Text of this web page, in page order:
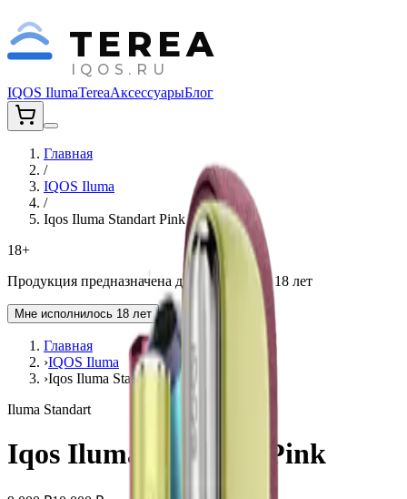
TEREA
IQOS.RU
IQOS IlumaTereaАксессуарыБлог
Главная
/
IQOS Iluma
/
Iqos Iluma Standart Pink
18+
Продукция предназначена для лиц старше 18 лет
Мне исполнилось 18 лет
Главная
›IQOS Iluma
›Iqos Iluma Standart Pink
Iluma Standart
Iqos Iluma Standart Pink